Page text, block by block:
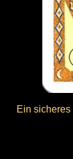
Ein